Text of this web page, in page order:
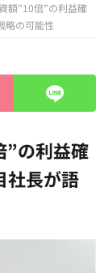
額”10倍”の利益確
略の可能性
”の利益確
社長が語